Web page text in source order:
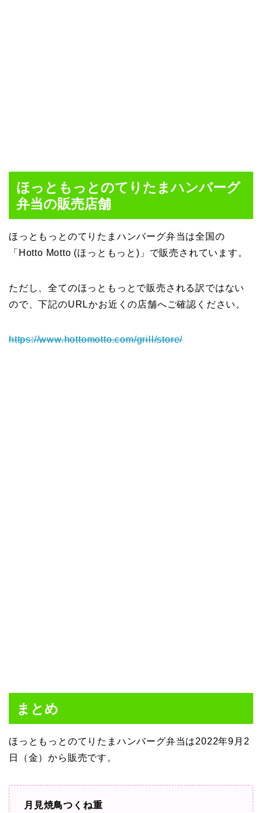
ほっともっとのてりたまハンバーグ
弁当の販売店舗
ほっともっとのてりたまハンバーグ弁当は全国の
「Hotto Motto (ほっともっと)」で販売されています。
ただし、全てのほっともっとで販売される訳ではない
ので、下記のURLかお近くの店舗へご確認ください。
https://www.hottomotto.com/grill/store/
まとめ
ほっともっとのてりたまハンバーグ弁当は2022年9月2
日（金）から販売です。
月見焼鳥つくね重